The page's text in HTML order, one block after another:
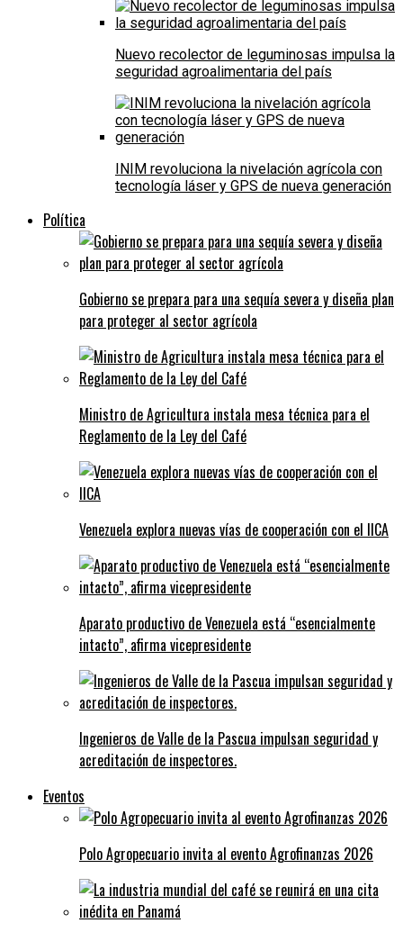
Nuevo recolector de leguminosas impulsa la
seguridad agroalimentaria del país
INIM revoluciona la nivelación agrícola con
tecnología láser y GPS de nueva generación
Política
Gobierno se prepara para una sequía severa y diseña plan
para proteger al sector agrícola
Ministro de Agricultura instala mesa técnica para el
Reglamento de la Ley del Café
Venezuela explora nuevas vías de cooperación con el IICA
Aparato productivo de Venezuela está “esencialmente
intacto”, afirma vicepresidente
Ingenieros de Valle de la Pascua impulsan seguridad y
acreditación de inspectores.
Eventos
Polo Agropecuario invita al evento Agrofinanzas 2026